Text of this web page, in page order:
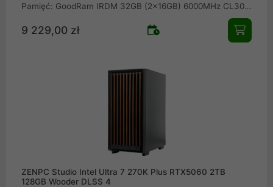
Pamięć: GoodRam IRDM 32GB (2x16GB) 6000MHz CL30 |
Dysk: Samsung SSD 990 PRO 1TB M.2 PCIe NVMe Gen4 |
Obudowa: ZENPC Wooder TG Black 4x Fander P12 PWM
PST | Zasilacz: Seasonic FOCUS GX-750 v4 ATX 3.1 PCIe
9 229,00 zł
ZENPC Studio Intel Ultra 7 270K Plus RTX5060 2TB
128GB Wooder DLSS 4